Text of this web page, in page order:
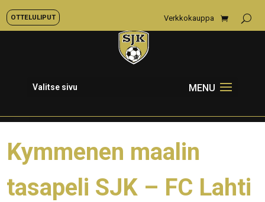
OTTELULIPUT Verkkokauppa
Valitse sivu
Kymmenen maalin
tasapeli SJK – FC Lahti